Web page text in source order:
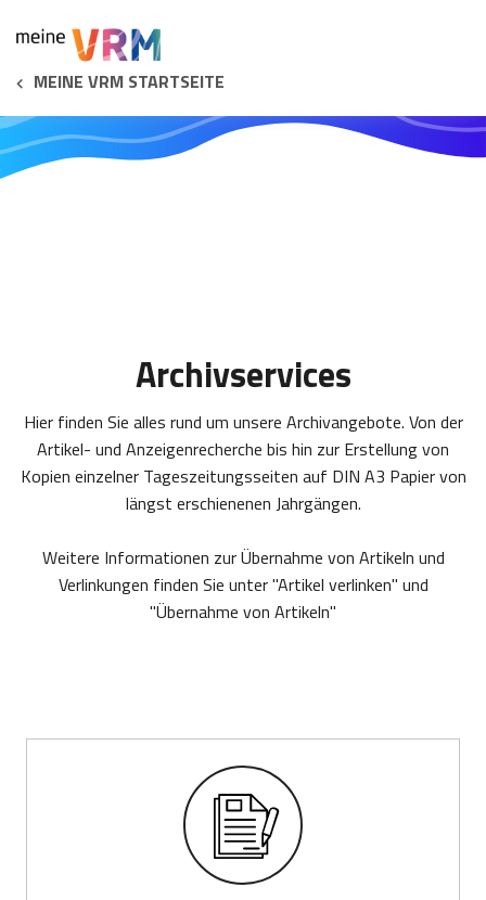
MEINE VRM STARTSEITE
Archivservices
Hier finden Sie alles rund um unsere Archivangebote. Von der
Artikel- und Anzeigenrecherche bis hin zur Erstellung von
Kopien einzelner Tageszeitungsseiten auf DIN A3 Papier von
längst erschienenen Jahrgängen.
Weitere Informationen zur Übernahme von Artikeln und
Verlinkungen finden Sie unter "Artikel verlinken" und
"Übernahme von Artikeln"